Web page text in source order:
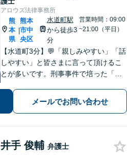
アロウズ法律事務所
熊
本
県
|
熊本
市中
央区
水道町駅
から徒歩3
分
営業時間：09:00
~21:00（平日）
【水道町3分】💬「親しみやすい」「話
しやすい」と皆さまに言って頂けるこ
とが多いです。刑事事件で培った「交
れるのが最大の強み◎【刑事事件／警
察に呼び出されている方▶︎電話相談0
メールでお問い合わせ
井手 俊輔 弁護士